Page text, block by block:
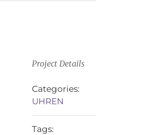
Project Details
Categories:
UHREN
Tags: